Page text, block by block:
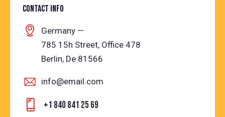
CONTACT INFO
Germany —
785 15h Street, Office 478
Berlin, De 81566
info@email.com
+1 840 841 25 69